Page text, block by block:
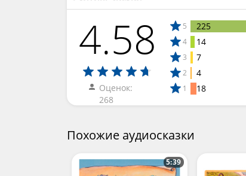
4.58
Оценок:
268
5 225
4 14
3 7
2 4
1 18
Похожие аудиосказки
5:39